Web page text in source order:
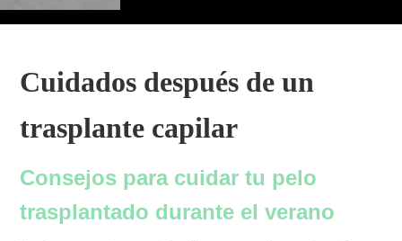
Cuidados después de un
trasplante capilar
Consejos para cuidar tu pelo
trasplantado durante el verano